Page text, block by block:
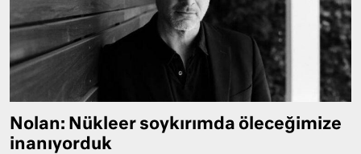
Nolan: Nükleer soykırımda öleceğimize
inanıyorduk